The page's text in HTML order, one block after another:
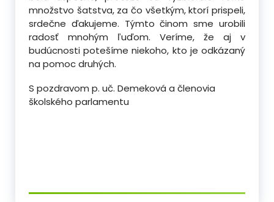
množstvo šatstva, za čo všetkým, ktorí prispeli,
srdečne ďakujeme. Týmto činom sme urobili
radosť mnohým ľuďom. Veríme, že aj v
budúcnosti potešíme niekoho, kto je odkázaný
na pomoc druhých.
S pozdravom p. uč. Demeková a členovia
školského parlamentu